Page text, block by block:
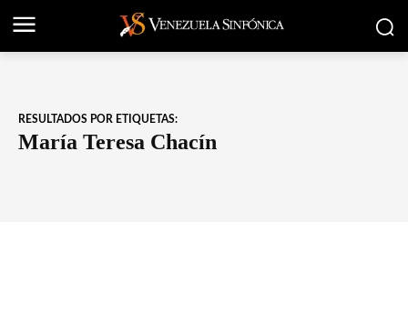
RESULTADOS POR ETIQUETAS:
María Teresa Chacín